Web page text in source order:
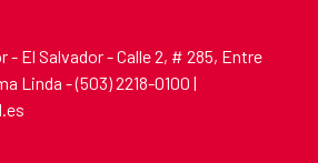
- El Salvador - Calle 2, # 285, Entre
Linda - (503) 2218-0100 |